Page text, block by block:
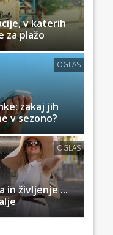
v katerih
za plažo
OGLAS
zakaj jih
v sezono?
OGLAS
in življenje ...